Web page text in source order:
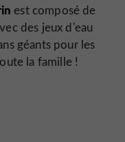
est composé de
des jeux d'eau
géants pour les
la famille !